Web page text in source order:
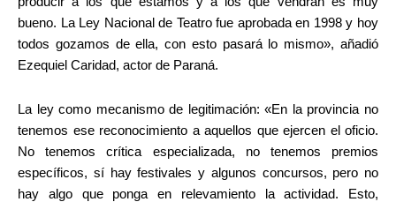
bueno. La Ley Nacional de Teatro fue aprobada en 1998 y hoy
todos gozamos de ella, con esto pasará lo mismo», añadió
Ezequiel Caridad, actor de Paraná.
La ley como mecanismo de legitimación: «En la provincia no
tenemos ese reconocimiento a aquellos que ejercen el oficio.
No tenemos crítica especializada, no tenemos premios
específicos, sí hay festivales y algunos concursos, pero no
hay algo que ponga en relevamiento la actividad. Esto,